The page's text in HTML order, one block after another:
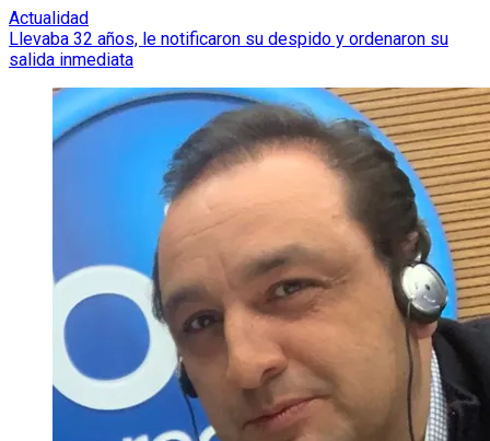
Actualidad
Llevaba 32 años, le notificaron su despido y ordenaron su
salida inmediata